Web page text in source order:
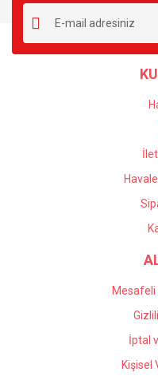
Ürün resmi kalitesiz,
Ürün açıklamasında
Ürün bilgilerinde
Ürün fiyatı diğer
Mesafeli
İptal
Kişisel